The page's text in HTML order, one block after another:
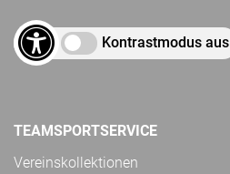
Kontrastmodus aus
TEAMSPORTSERVICE
Vereinskollektionen